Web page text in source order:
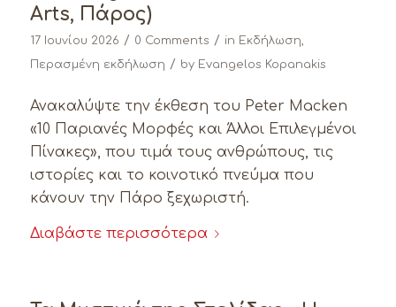
Arts, Πάρος)
17 Ιουνίου 2026 / 0 Comments / in Εκδήλωση,
Περασμένη εκδήλωση / by Evangelos Kopanakis
Ανακαλύψτε την έκθεση του Peter Macken
«10 Παριανές Μορφές και Άλλοι Επιλεγμένοι
Πίνακες», που τιμά τους ανθρώπους, τις
ιστορίες και το κοινοτικό πνεύμα που
κάνουν την Πάρο ξεχωριστή.
Διαβάστε περισσότερα